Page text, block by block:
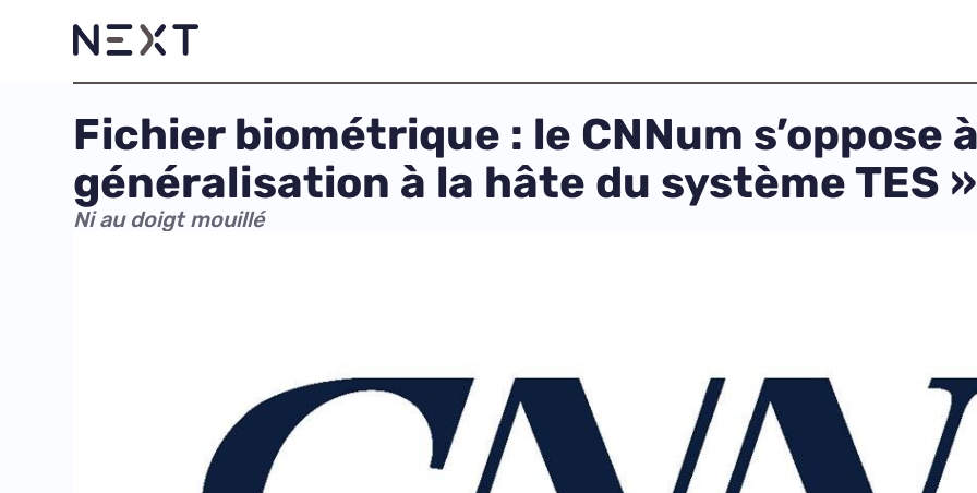
Fichier biométrique : le CNNum s’oppose
généralisation à la hâte du système TES »
Ni au doigt mouillé